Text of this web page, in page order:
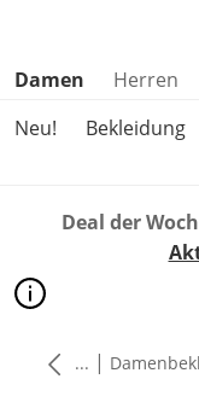
Produktkategorien
Damen Herren
Neu!
Bekleidung
Deal der
... |